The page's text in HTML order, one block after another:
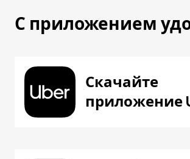
С приложением
Скачайте
приложение